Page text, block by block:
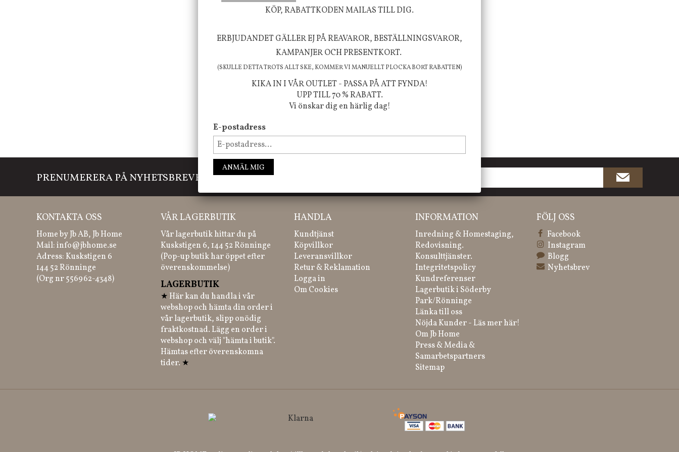
välmående!
FÖLJ OSS PÅ INSTAGRAM @JBHOME
PRENUMERERA PÅ NYHETSBREVET Missa inte våra nyheter, kampanjer och roliga happenings!
KONTAKTA OSS
Home by Jb AB, Jb Home
Mail:info@jbhome.se
Adress: Kuskstigen 6
144 52 Rönninge
(Org nr 556962-4348)
VÅR LAGERBUTIK
Vår lagerbutik hittar du på
Kuskstigen 6, 144 52 Rönninge
(Pop-up butik har öppet efter
överenskommelse)
LAGERBUTIK
★ Här kan du handla i vår
webshop och hämta din order i
vår lagerbutik, slipp onödig
fraktkostnad. Lägg en order i
webshop och välj "hämta i butik".
Hämtas efter överenskomna
tider. ★
HANDLA
Kundtjänst
Köpvillkor
Leveransvillkor
Retur & Reklamation
Logga in
Om Cookies
INFORMATION
Inredning & Homestaging,
Redovisning.
Konsulttjänster.
Integritetspolicy
Kundreferenser
Lagerbutik i Söderby
Park/Rönninge
Länka till oss
Nöjda Kunder - Läs mer här!
Om Jb Home
Press & Media &
Samarbetspartners
Sitemap
FÖLJ OSS
Facebook
Instagram
Blogg
Nyhetsbrev
KÖP, RABATTKODEN MAILAS TILL DIG.
ERBJUDANDET GÄLLER EJ PÅ REAVAROR, BESTÄLLNINGSVAROR,
KAMPANJER OCH PRESENTKORT.
(SKULLE DETTA TROTS ALLT SKE, KOMMER VI MANUELLT PLOCKA BORT RABATTEN)
KIKA IN I VÅR OUTLET - PASSA PÅ ATT FYNDA!
UPP TILL 70 % RABATT.
Vi önskar dig en härlig dag!
E-postadress
ANMÄL MIG